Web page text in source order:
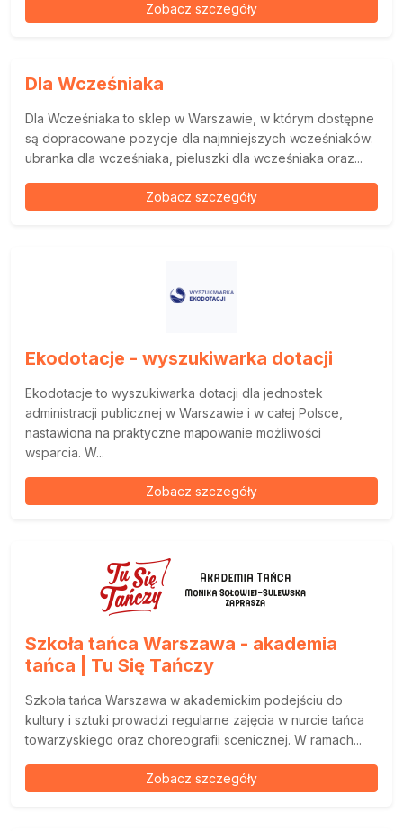
Zobacz szczegóły
Dla Wcześniaka
Dla Wcześniaka to sklep w Warszawie, w którym dostępne
są dopracowane pozycje dla najmniejszych wcześniaków:
ubranka dla wcześniaka, pieluszki dla wcześniaka oraz...
Zobacz szczegóły
Ekodotacje - wyszukiwarka dotacji
Ekodotacje to wyszukiwarka dotacji dla jednostek
administracji publicznej w Warszawie i w całej Polsce,
nastawiona na praktyczne mapowanie możliwości
wsparcia. W...
Zobacz szczegóły
Szkoła tańca Warszawa - akademia
tańca | Tu Się Tańczy
Szkoła tańca Warszawa w akademickim podejściu do
kultury i sztuki prowadzi regularne zajęcia w nurcie tańca
towarzyskiego oraz choreografii scenicznej. W ramach...
Zobacz szczegóły